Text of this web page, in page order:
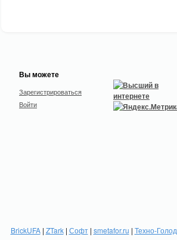
Вы можете
Зарегистрироваться
Войти
BrickUFA| ZTark| Софт| smetafor.ru | Техно-Голод